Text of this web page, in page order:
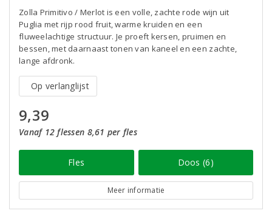
Zolla Primitivo / Merlot is een volle, zachte rode wijn uit
Puglia met rijp rood fruit, warme kruiden en een
fluweelachtige structuur. Je proeft kersen, pruimen en
bessen, met daarnaast tonen van kaneel en een zachte,
lange afdronk.
Op verlanglijst
9,39
Vanaf 12 flessen 8,61 per fles
Fles Doos (6)
Meer informatie